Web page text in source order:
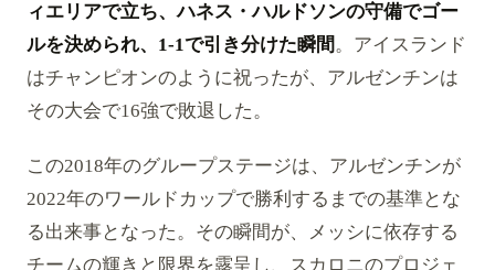
ィエリアで立ち、ハネス・ハルドソンの守備でゴー
ルを決められ、1-1で引き分けた瞬間。アイスランド
はチャンピオンのように祝ったが、アルゼンチンは
その大会で16強で敗退した。
この2018年のグループステージは、アルゼンチンが
2022年のワールドカップで勝利するまでの基準とな
る出来事となった。その瞬間が、メッシに依存する
チームの輝きと限界を露呈し、スカロニのプロジェ